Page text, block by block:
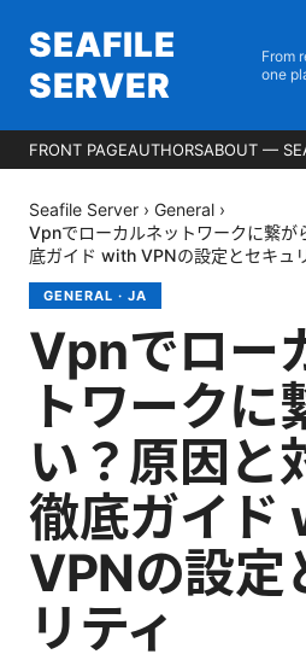
SEAFILE
SERVER
From
one
FRONT PAGEAUTHORSABOUT —
Seafile Server › General ›
Vpnでローカルネットワークに繋が
底ガイド with VPNの設定とセキュ
GENERAL · JA
Vpnでロー
トワークに
い？原因と
徹底ガイド
VPNの設定
リティ